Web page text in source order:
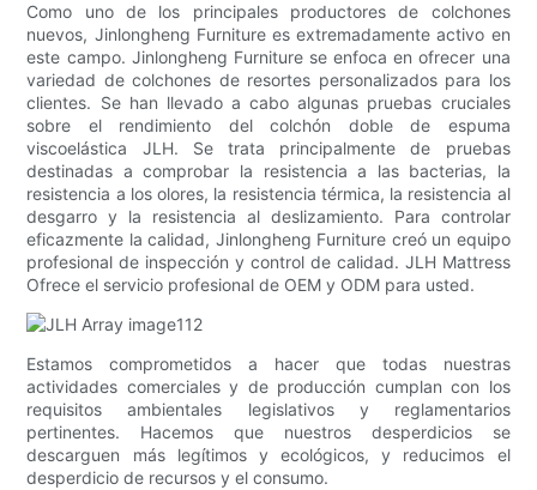
Como uno de los principales productores de colchones
nuevos, Jinlongheng Furniture es extremadamente activo en
este campo. Jinlongheng Furniture se enfoca en ofrecer una
variedad de colchones de resortes personalizados para los
clientes. Se han llevado a cabo algunas pruebas cruciales
sobre el rendimiento del colchón doble de espuma
viscoelástica JLH. Se trata principalmente de pruebas
destinadas a comprobar la resistencia a las bacterias, la
resistencia a los olores, la resistencia térmica, la resistencia al
desgarro y la resistencia al deslizamiento. Para controlar
eficazmente la calidad, Jinlongheng Furniture creó un equipo
profesional de inspección y control de calidad. JLH Mattress
Ofrece el servicio profesional de OEM y ODM para usted.
Estamos comprometidos a hacer que todas nuestras
actividades comerciales y de producción cumplan con los
requisitos ambientales legislativos y reglamentarios
pertinentes. Hacemos que nuestros desperdicios se
descarguen más legítimos y ecológicos, y reducimos el
desperdicio de recursos y el consumo.